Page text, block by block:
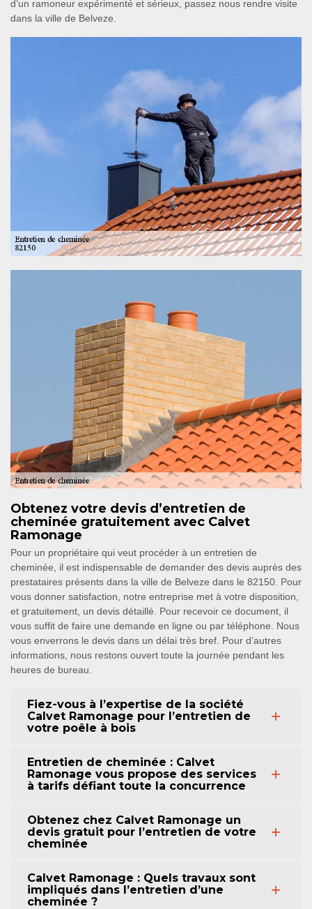
d’un ramoneur expérimenté et sérieux, passez nous rendre visite
dans la ville de Belveze.
Obtenez votre devis d’entretien de
cheminée gratuitement avec Calvet
Ramonage
Pour un propriétaire qui veut procéder à un entretien de
cheminée, il est indispensable de demander des devis auprès des
prestataires présents dans la ville de Belveze dans le 82150. Pour
vous donner satisfaction, notre entreprise met à votre disposition,
et gratuitement, un devis détaillé. Pour recevoir ce document, il
vous suffit de faire une demande en ligne ou par téléphone. Nous
vous enverrons le devis dans un délai très bref. Pour d’autres
informations, nous restons ouvert toute la journée pendant les
heures de bureau.
Fiez-vous à l’expertise de la société
Calvet Ramonage pour l’entretien de
votre poêle à bois
Entretien de cheminée : Calvet
Ramonage vous propose des services
à tarifs défiant toute la concurrence
Obtenez chez Calvet Ramonage un
devis gratuit pour l’entretien de votre
cheminée
Calvet Ramonage : Quels travaux sont
impliqués dans l’entretien d’une
cheminée ?